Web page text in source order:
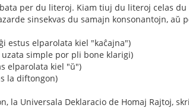
per du literoj. Kiam tiuj du literoj celas
sinsekvas du samajn konsonantojn,
estus elparolata kiel "kaĉajna")
simple por pli bone klarigi)
elparolata kiel "ŭ")
la diftongon)
la Universala Deklaracio de Homaj Rajtoj,